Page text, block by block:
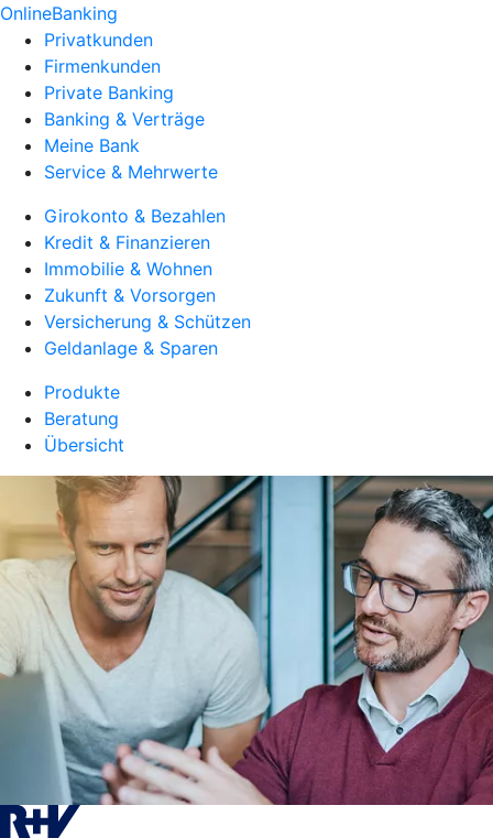
OnlineBanking
Privatkunden
Firmenkunden
Private Banking
Banking & Verträge
Meine Bank
Service & Mehrwerte
Girokonto & Bezahlen
Kredit & Finanzieren
Immobilie & Wohnen
Zukunft & Vorsorgen
Versicherung & Schützen
Geldanlage & Sparen
Produkte
Beratung
Übersicht